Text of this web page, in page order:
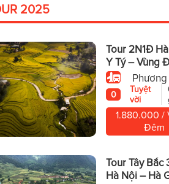
2025
Tour 2N1Đ
Y Tý – Vùng
Trời
0
Tuyệt
vời
1.880.000 /
Đêm
Tour Tây Bắc
Hà Nội – Hà